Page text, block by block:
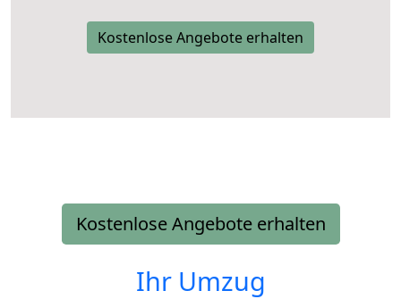
Kostenlose Angebote erhalten
Kostenlose Angebote erhalten
Ihr Umzug